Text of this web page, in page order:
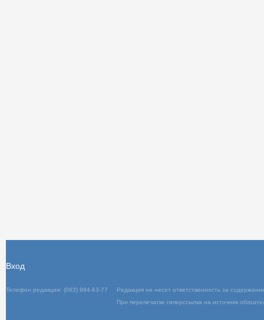
Телефон редакции: (063) 994-63-77
При